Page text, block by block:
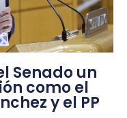
Senado un
como el
y el PP